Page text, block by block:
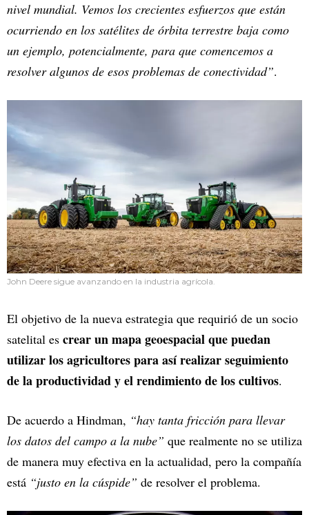
nivel mundial. Vemos los crecientes esfuerzos que están
ocurriendo en los satélites de órbita terrestre baja como
un ejemplo, potencialmente, para que comencemos a
resolver algunos de esos problemas de conectividad”.
John Deere sigue avanzando en la industria agrícola.
El objetivo de la nueva estrategia que requirió de un socio
satelital es crear un mapa geoespacial que puedan
utilizar los agricultores para así realizar seguimiento
de la productividad y el rendimiento de los cultivos.
De acuerdo a Hindman, “hay tanta fricción para llevar
los datos del campo a la nube” que realmente no se utiliza
de manera muy efectiva en la actualidad, pero la compañía
está “justo en la cúspide” de resolver el problema.